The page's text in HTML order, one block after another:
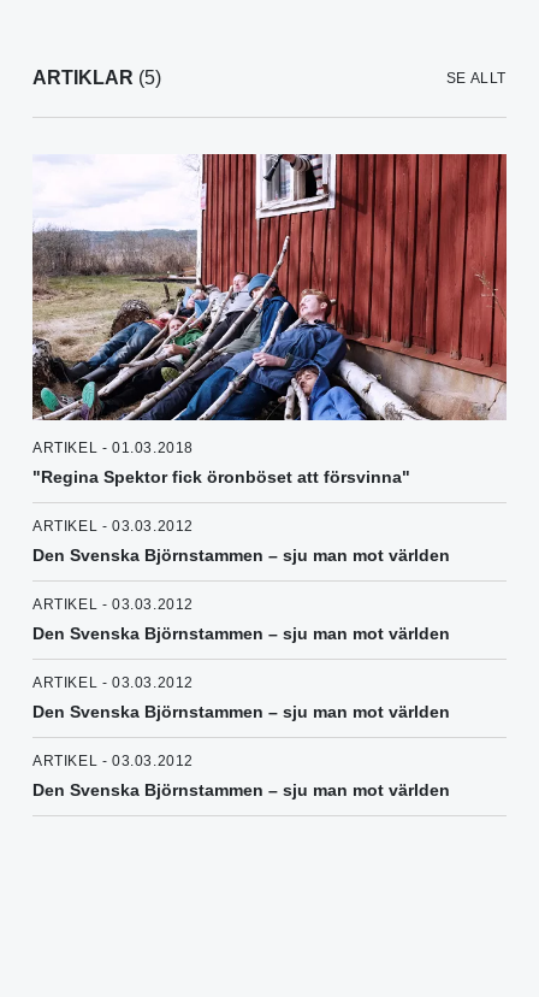
ARTIKLAR (5) SE ALLT
ARTIKEL - 01.03.2018
"Regina Spektor fick öronböset att försvinna"
ARTIKEL - 03.03.2012
Den Svenska Björnstammen – sju man mot världen
ARTIKEL - 03.03.2012
Den Svenska Björnstammen – sju man mot världen
ARTIKEL - 03.03.2012
Den Svenska Björnstammen – sju man mot världen
ARTIKEL - 03.03.2012
Den Svenska Björnstammen – sju man mot världen